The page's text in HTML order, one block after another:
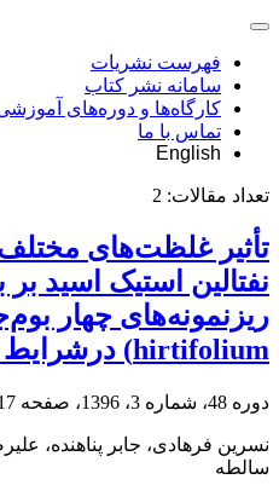
فهرست نشریات
سامانه نشر کتاب
کارگاه‌ها و دوره‌های
تماس با ما
English
تعداد مقالات: 2
تأثیر غلظت‌های مختلف
نفتالین استیک اسید
hirtifolium) درشرایط درون شیشه‌ای
دوره 48، شماره 3، 1396، صفحه
نسرین فرهادی، جابر پناهنده،
سالطه